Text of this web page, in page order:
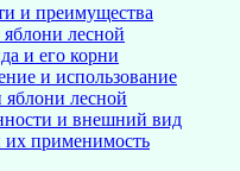
и преимущества
лесной
и его корни
и использование
лесной
и внешний вид
их применимость